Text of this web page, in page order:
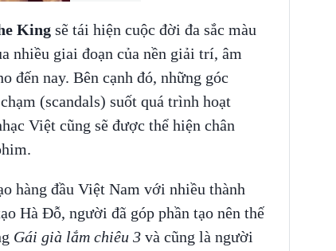
Kingsẽ tái hiện cuộc đời đa sắc màu
nhiều giai đoạn của nền giải trí, âm
đến nay. Bên cạnh đó, những góc
(scandals) suốt quá trình hoạt
Việt cũng sẽ được thể hiện chân
hàng đầu Việt Nam với nhiều thành
Hà Đỗ, người đã góp phần tạo nên thế
Gái già lắm chiêu 3và cũng là người